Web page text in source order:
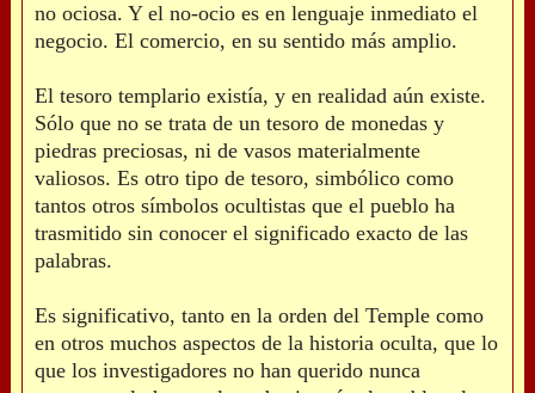
no ociosa. Y el no-ocio es en lenguaje inmediato el
negocio. El comercio, en su sentido más amplio.
El tesoro templario existía, y en realidad aún existe.
Sólo que no se trata de un tesoro de monedas y
piedras preciosas, ni de vasos materialmente
valiosos. Es otro tipo de tesoro, simbólico como
tantos otros símbolos ocultistas que el pueblo ha
trasmitido sin conocer el significado exacto de las
palabras.
Es significativo, tanto en la orden del Temple como
en otros muchos aspectos de la historia oculta, que lo
que los investigadores no han querido nunca